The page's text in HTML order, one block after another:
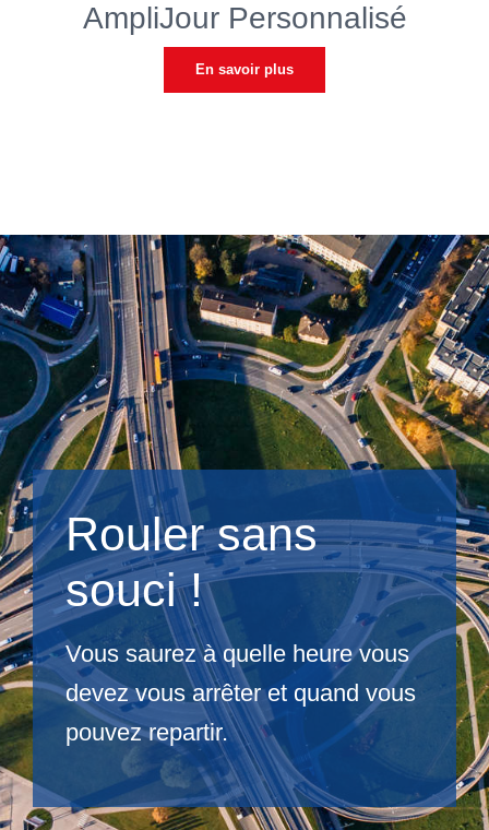
AmpliJour Personnalisé
En savoir plus
Rouler sans
souci !
Vous saurez à quelle heure vous
devez vous arrêter et quand vous
pouvez repartir.